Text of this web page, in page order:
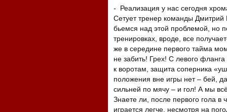
- Реализация у нас сегодня
Сетует тренер команды Дмитрий
бьемся над этой проблемой, но
тренировках, вроде, все
же в середине первого тайма
не забить! Грех! С левого
к воротам, защита соперника
положения вне игры нет – бей,
сильней по мячу – и гол! А мы
Знаете ли, после первого гола в
играется легче, несмотря на